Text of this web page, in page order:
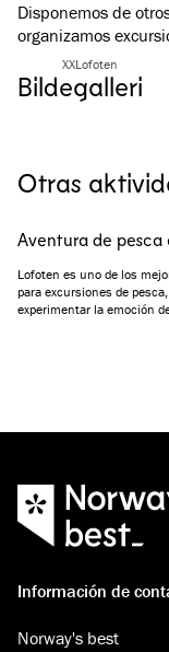
Disponemos de
organizamos
XXLofoten
Bildegalleri
Otras
Aventura de pesca
Lofoten es uno de los
para excursiones de
experimentar la emoción
Información de
Norway's best